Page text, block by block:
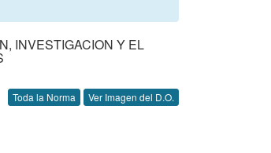
INVESTIGACION Y EL
Toda la Norma Ver Imagen del D.O.